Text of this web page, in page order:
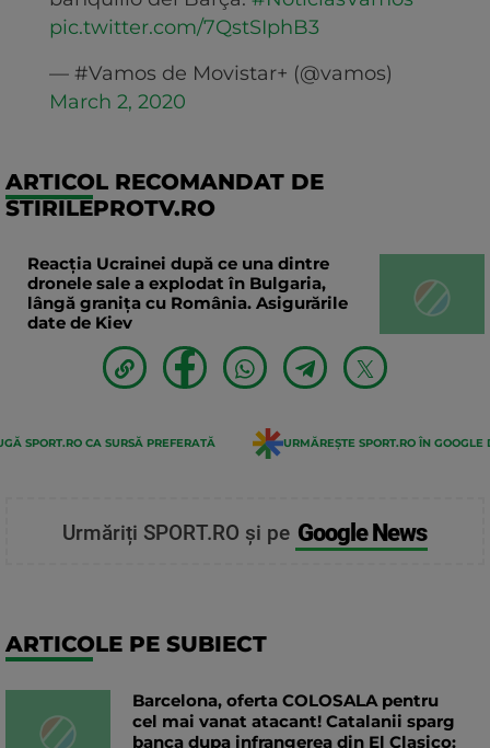
pic.twitter.com/7QstSIphB3
— #Vamos de Movistar+ (@vamos)
March 2, 2020
ARTICOL RECOMANDAT DE
STIRILEPROTV.RO
Reacția Ucrainei după ce una dintre
dronele sale a explodat în Bulgaria,
lângă granița cu România. Asigurările
date de Kiev
SPORT.RO CA SURSĂ PREFERATĂ URMĂREȘTE SPORT.RO ÎN GOOGLE
Urmăriți SPORT.RO și pe Google News
ARTICOLE PE SUBIECT
Barcelona, oferta COLOSALA pentru
cel mai vanat atacant! Catalanii sparg
banca dupa infrangerea din El Clasico: